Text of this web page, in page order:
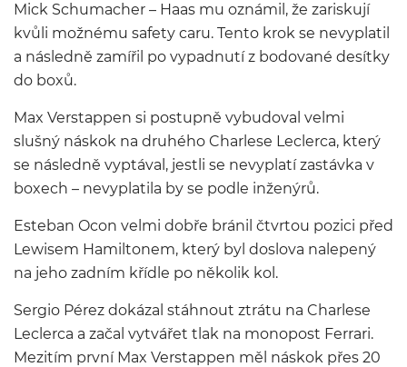
Mick Schumacher – Haas mu oznámil, že zariskují
kvůli možnému safety caru. Tento krok se nevyplatil
a následně zamířil po vypadnutí z bodované desítky
do boxů.
Max Verstappen si postupně vybudoval velmi
slušný náskok na druhého Charlese Leclerca, který
se následně vyptával, jestli se nevyplatí zastávka v
boxech – nevyplatila by se podle inženýrů.
Esteban Ocon velmi dobře bránil čtvrtou pozici před
Lewisem Hamiltonem, který byl doslova nalepený
na jeho zadním křídle po několik kol.
Sergio Pérez dokázal stáhnout ztrátu na Charlese
Leclerca a začal vytvářet tlak na monopost Ferrari.
Mezitím první Max Verstappen měl náskok přes 20